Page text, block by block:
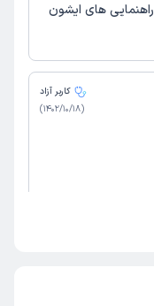
های ایشون
کاربر آزاد
(
1402/10/18
)